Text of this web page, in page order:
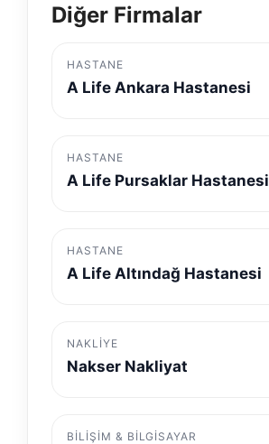
Diğer Firmalar
HASTANE
A Life Ankara Hastanesi
HASTANE
A Life Pursaklar Hastanesi
HASTANE
A Life Altındağ Hastanesi
NAKLIYE
Nakser Nakliyat
BILIŞIM & BILGISAYAR